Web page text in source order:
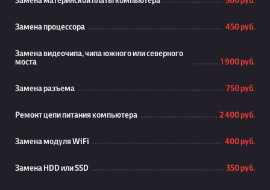
Замена процессора 450 руб.
Замена видеочипа, чипа южного или северного
моста
1 900 руб.
Замена разъема 750 руб.
Ремонт цепи питания компьютера 2 400 руб.
Замена модуля WiFi 400 руб.
Замена HDD или SSD 350 руб.